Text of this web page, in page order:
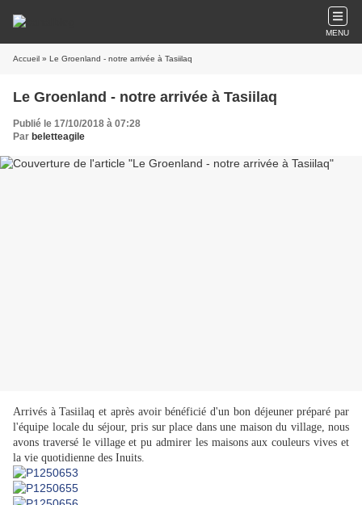
MENU
Accueil » Le Groenland - notre arrivée à Tasiilaq
Le Groenland - notre arrivée à Tasiilaq
Publié le 17/10/2018 à 07:28
Par beletteagile
Arrivés à Tasiilaq et après avoir bénéficié d'un bon déjeuner préparé par
l'équipe locale du séjour, pris sur place dans une maison du village, nous
avons traversé le village et pu admirer les maisons aux couleurs vives et
la vie quotidienne des Inuits.